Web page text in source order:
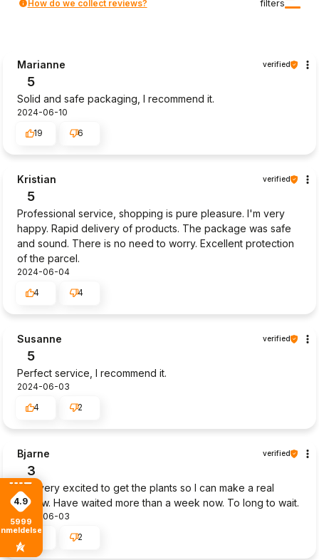
filters
How do we collect reviews?
Marianne verified
5
Solid and safe packaging, I recommend it.
2024-06-10
19
6
Kristian verified
5
Professional service, shopping is pure pleasure. I'm very
happy. Rapid delivery of products. The package was safe
and sound. There is no need to worry. Excellent protection
of the parcel.
2024-06-04
4
4
Susanne verified
5
Perfect service, I recommend it.
2024-06-03
4
2
Bjarne verified
3
I am very excited to get the plants so I can make a real
review. Have waited more than a week now. To long to wait.
2024-06-03
2
4.9
5999